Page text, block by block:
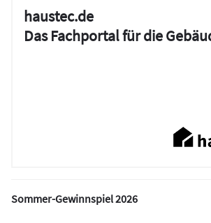
haustec.de
Das Fachportal für die
Sommer-Gewinnspiel 2026